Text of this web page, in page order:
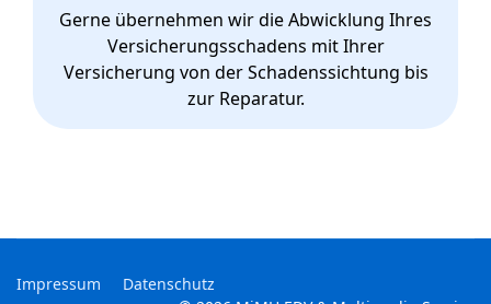
Gerne übernehmen wir die Abwicklung Ihres
Versicherungsschadens mit Ihrer
Versicherung von der Schadenssichtung bis
zur Reparatur.
Impressum
Datenschutz